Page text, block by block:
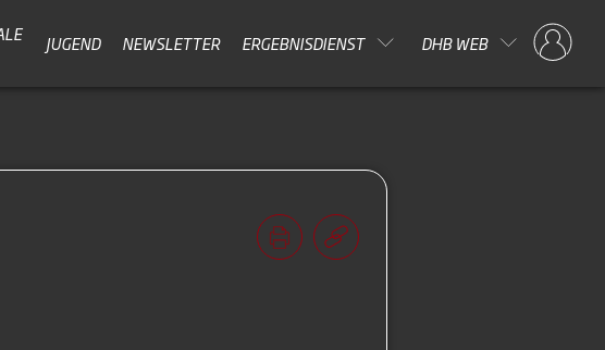
JUGEND NEWSLETTER ERGEBNISDIENST DHB WEB